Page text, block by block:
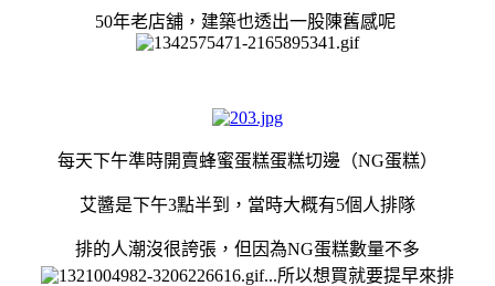
50年老店舖，建築也透出一股陳舊感呢
每天下午準時開賣蜂蜜蛋糕蛋糕切邊 （NG蛋糕）
艾醬是下午3點半到，當時大概有5個人排隊
排的人潮沒很誇張，但因為NG蛋糕數量不多
...所以想買就要提早來排